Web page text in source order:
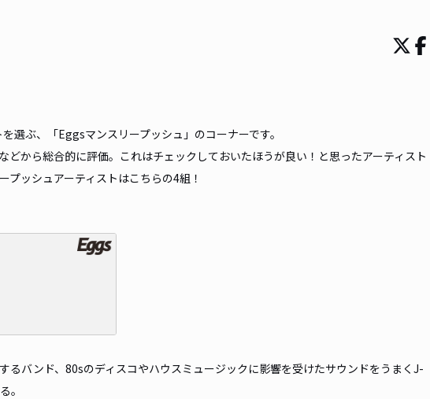
選ぶ、「Eggsマンスリープッシュ」のコーナーです。
どから総合的に評価。これはチェックしておいたほうが良い！と思ったアーティスト
プッシュアーティストはこちらの4組！
るバンド、80sのディスコやハウスミュージックに影響を受けたサウンドをうまくJ-
。